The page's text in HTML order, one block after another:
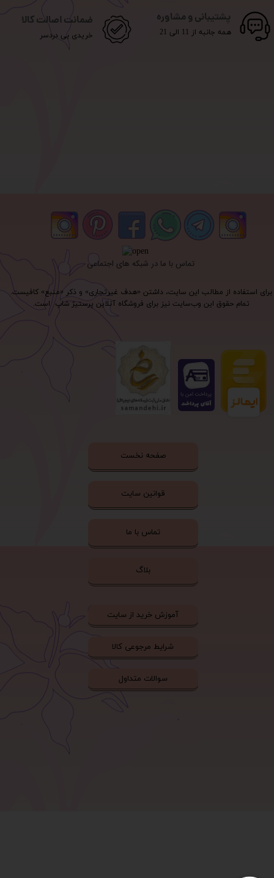
برای استفاده از مطالب این سایت، داشتن «هدف غیرتجاری» و ذکر «منبع» کافیست.
تمام حقوق اين وب‌سايت نیز برای فروشگاه آنلاین پرستیژ شاپ است.
پشتیبانی و مشاوره
همه جانبه از 11 الی 21
ضمانت اصالت کالا
خریدی بی دردسر
تماس با ما در شبکه های اجتماعی
صفحه نخست
قوانین سایت
تماس با ما
بلاگ
آموزش خرید از سایت
شرایط مرجوعی کالا
سوالات متداول